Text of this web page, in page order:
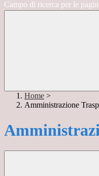
Campo di ricerca per le
Home >
Amministrazione